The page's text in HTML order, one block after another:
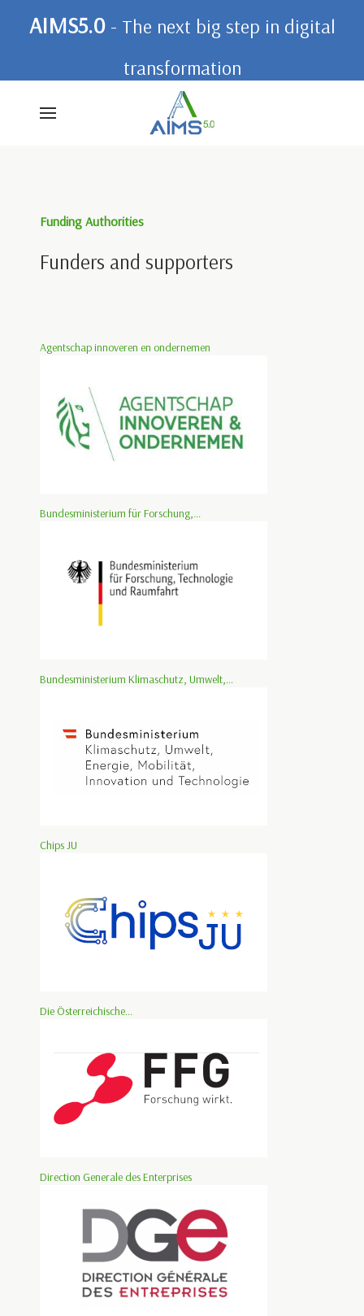
AIMS5.0 - The next big step in digital
transformation
Funding Authorities
Funders and supporters
Agentschap innoveren en ondernemen
Bundesministerium für Forschung,...
Bundesministerium Klimaschutz, Umwelt,...
Chips JU
Die Österreichische...
Direction Generale des Enterprises